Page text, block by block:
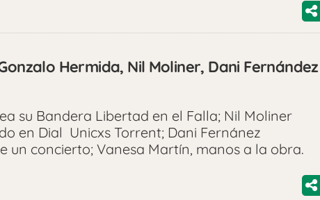
Hermida, Nil Moliner, Dani Fernández
su Bandera Libertad en el Falla; Nil Moliner
en Dial Unicxs Torrent; Dani Fernánez
un concierto; Vanesa Martín, manos a la obra.